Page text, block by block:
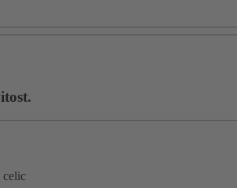
celic